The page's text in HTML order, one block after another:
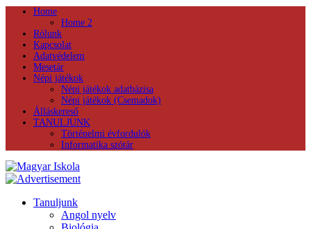
Home
Home 2
Rólunk
Kapcsolat
Adatvédelem
Mesetár
Népi játékok
Népi játékok adatbázisa
Népi játékok (Csemadok)
Álláskereső
TANULJUNK
Történelmi évfordulók
Informatika szótár
Tanuljunk
Angol nyelv